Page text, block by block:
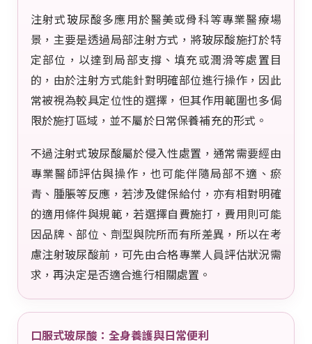
注射式玻尿酸多應用於醫美或骨科等專業醫療場
景，主要是透過局部注射方式，將玻尿酸施打於特
定部位，以達到局部支撐、填充或潤滑等處置目
的，由於注射方式能針對明確部位進行操作，因此
常被視為較具定位性的選擇，但其作用範圍也多侷
限於施打區域，並不屬於日常保養補充的形式。
不過注射式玻尿酸屬於侵入性處置，通常需要經由
專業醫師評估與操作，也可能伴隨局部不適、瘀
青、腫脹等反應，若涉及健保給付，亦有相對明確
的適用條件與規範，若選擇自費施打，費用則可能
因品牌、部位、劑型與院所而有所差異，所以在考
慮注射玻尿酸前，可先由合格專業人員評估狀況需
求，再決定是否適合進行相關處置。
口服式玻尿酸：全身養護與日常便利